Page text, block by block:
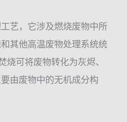
艺，它涉及燃烧废物中所
其他高温废物处理系统统
烧可将废物转化为灰烬、
由废物中的无机成分构